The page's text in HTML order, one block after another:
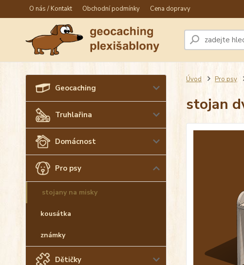
O nás / Kontakt Obchodní podmínky Cena dopravy
Geocaching
Truhlařina
Domácnost
Pro psy
stojany na misky
kousátka
známky
Dětičky
Úvod Pro psy
stojan